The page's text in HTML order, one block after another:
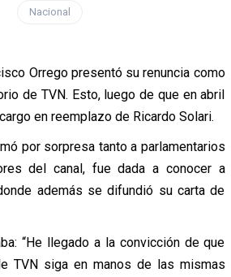
Nacional
Orrego presentó su renuncia como
de TVN. Esto, luego de que en abril
en reemplazo de Ricardo Solari.
por sorpresa tanto a parlamentarios
del canal, fue dada a conocer a
además se difundió su carta de
“He llegado a la convicción de que
TVN siga en manos de las mismas